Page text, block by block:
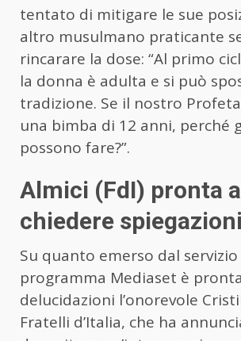
tentato di mitigare le sue
altro musulmano praticante
rincarare la dose: “Al primo
la donna è adulta e si può
tradizione. Se il nostro
una bimba di 12 anni, perché
possono fare?”.
Almici (FdI) pronta a
chiedere spiegazioni
Su quanto emerso dal
programma Mediaset è
delucidazioni l’onorevole
Fratelli d’Italia, che ha